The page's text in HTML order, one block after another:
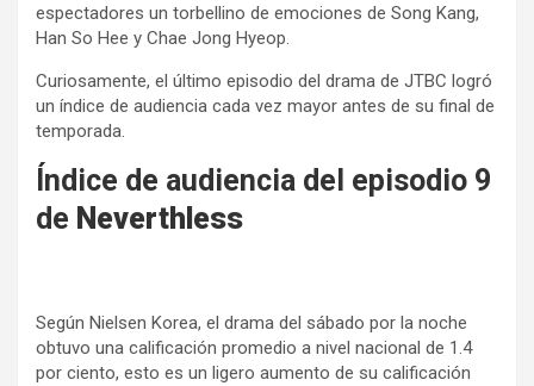
espectadores un torbellino de emociones de Song Kang,
Han So Hee y Chae Jong Hyeop.
Curiosamente, el último episodio del drama de JTBC logró
un índice de audiencia cada vez mayor antes de su final de
temporada.
Índice de audiencia del episodio 9
de Neverthless
Según Nielsen Korea, el drama del sábado por la noche
obtuvo una calificación promedio a nivel nacional de 1.4
por ciento, esto es un ligero aumento de su calificación